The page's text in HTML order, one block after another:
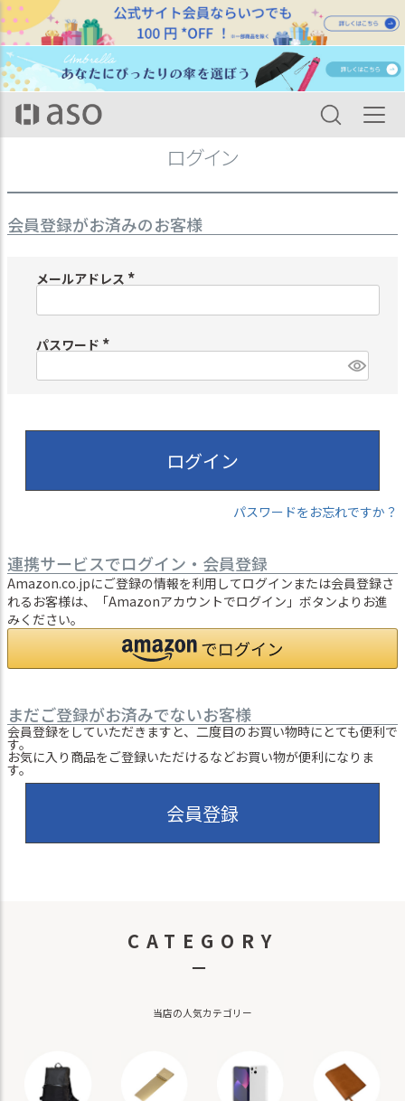
HOME ログイン
ログイン
会員登録がお済みのお客様
メールアドレス
須
パスワード
(
須
ログイン
パスワードをお忘れですか？
連携サービスでログイン・会員登録
Amazon.co.jpにご登録の情報を利用してログインまたは会員登録さ
れるお客様は、「Amazonアカウントでログイン」ボタンよりお進
みください。
まだご登録がお済みでないお客様
会員登録をしていただきますと、二度目のお買い物時にとても便利で
す。
お気に入り商品をご登録いただけるなどお買い物が便利になりま
す。
会員登録
CATEGORY
－
当店の人気カテゴリー